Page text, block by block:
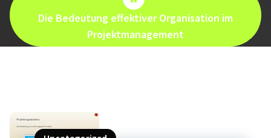
Die Bedeutung effektiver Organisation im
Projektmanagement